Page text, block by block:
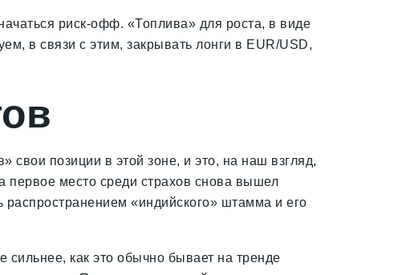
риск-офф. «Топлива» для роста, в виде
в связи с этим, закрывать лонги в EUR/USD,
свои позиции в этой зоне, и это, на наш взгляд,
первое место среди страхов снова вышел
«индийского» штамма и его
как это обычно бывает на тренде